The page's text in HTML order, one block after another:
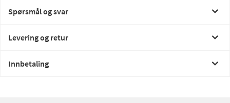
Spørsmål og svar
Levering og retur
Innbetaling